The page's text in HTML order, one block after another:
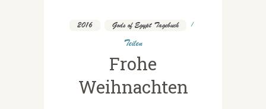
2016 Gods of Egypt Tagebuch
Teilen
Frohe
Weihnachten